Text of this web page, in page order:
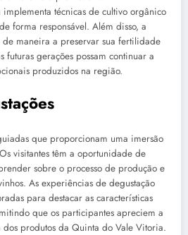
técnicas de cultivo orgânico
forma responsável. Além disso, a
maneira a preservar sua fertilidade
futuras gerações possam continuar a
produzidos na região.
que proporcionam uma imersão
visitantes têm a oportunidade de
sobre o processo de produção e
As experiências de degustação
para destacar as características
que os participantes apreciem a
produtos da Quinta do Vale Vitoria.